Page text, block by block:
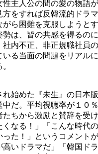
性主人公の間の愛の物語
方をすれば反韓流的ドラ
ら困難を克服しようと
勢は、皆の共感を得るの
社内不正、非正規職社員
る当面の問題をリアル
れ始めた『未生』の日本
中だ。平均視聴率が１０
たちから激励と賛辞を受
なる！」「こんな時代
た！」というコメントが
高いドラマだ」「韓国ド